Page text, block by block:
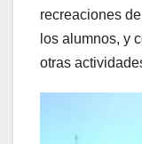
recreaciones
los alumnos, y
otras